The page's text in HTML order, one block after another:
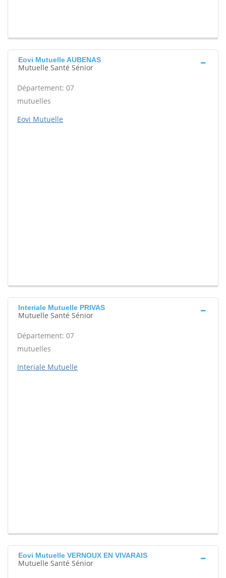
Eovi Mutuelle AUBENAS
Mutuelle Santé Sénior
Département: 07
mutuelles
Eovi Mutuelle
Interiale Mutuelle PRIVAS
Mutuelle Santé Sénior
Département: 07
mutuelles
Interiale Mutuelle
Eovi Mutuelle VERNOUX EN VIVARAIS
Mutuelle Santé Sénior